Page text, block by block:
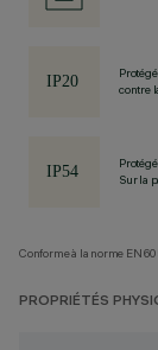
contre
Sur la
Conforme à la norme
PROPRIÉTÉS